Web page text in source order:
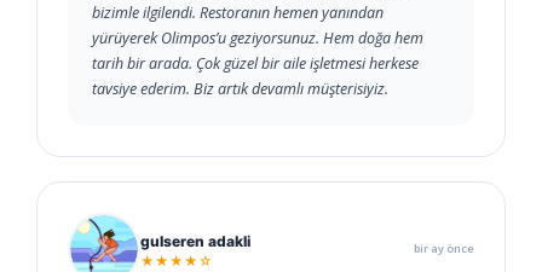
bizimle ilgilendi. Restoranın hemen yanından
yürüyerek Olimpos’u geziyorsunuz. Hem doğa hem
tarih bir arada. Çok güzel bir aile işletmesi herkese
tavsiye ederim. Biz artık devamlı müşterisiyiz.
gulseren adakli
★★★★☆
bir ay önce